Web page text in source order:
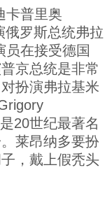
卡普里奥
俄罗斯总统弗拉
员在接受德国
京总统是非常
扮演弗拉基米
20世纪最著名
莱昂纳多要扮
，戴上假秃头